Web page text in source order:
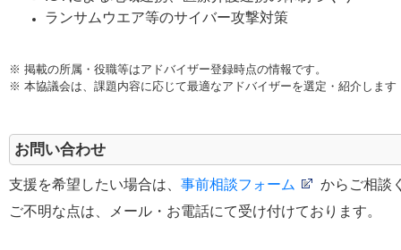
ランサムウエア等のサイバー攻撃対策
※ 掲載の所属・役職等はアドバイザー登録時点の情報です。
※ 本協議会は、課題内容に応じて最適なアドバイザーを選定・紹介しま
お問い合わせ
支援を希望したい場合は、 事前相談フォーム
からご相談
ご不明な点は、メール・お電話にて受け付けております。